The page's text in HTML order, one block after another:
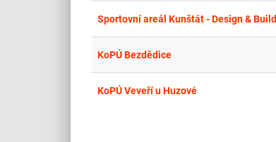
Sportovní areál Kunštát - Design & Build
KoPÚ Bezdědice
KoPÚ Veveří u Huzové